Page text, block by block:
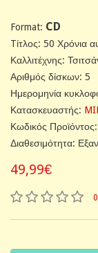
Format: CD
Tίτλος: 50 Χρόνια
Καλλιτέχνης:
Αριθμός δίσκων: 5
Ημερομηνία
Κατασκευαστής:
Κωδικός
Διαθεσιμότητα:
49,99€